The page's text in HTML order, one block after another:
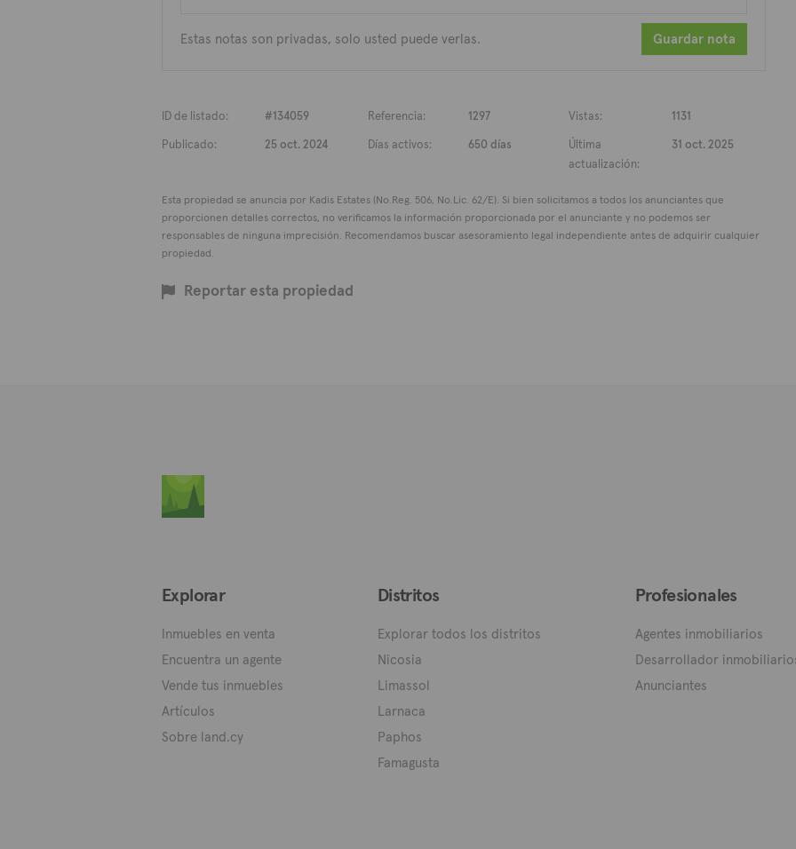
Estas notas son privadas, solo usted puede verlas. Guardar nota
ID de listado: #134059 Referencia: 1297 Vistas:
1131
Publicado:
25 oct. 2024 Días activos: 650 días
Última
actualización:
31 oct. 2025
Esta propiedad se anuncia por Kadis Estates (No.Reg. 506, No.Lic. 62/E). Si bien solicitamos a todos los anunciantes que
proporcionen detalles correctos, no verificamos la información proporcionada por el anunciante y no podemos ser
responsables de ninguna imprecisión. Recomendamos buscar asesoramiento legal independiente antes de adquirir cualquier
propiedad.
Reportar esta propiedad
Explorar
Inmuebles en venta
Encuentra un agente
Vende tus inmuebles
Artículos
Sobre land.cy
Distritos
Explorar todos los distritos
Nicosia
Limassol
Larnaca
Paphos
Famagusta
Profesionales
Agentes inmobiliarios
Desarrollador
Anunciantes